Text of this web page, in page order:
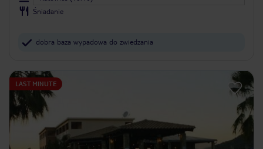
Śniadanie
dobra baza wypadowa do zwiedzania
LAST MINUTE